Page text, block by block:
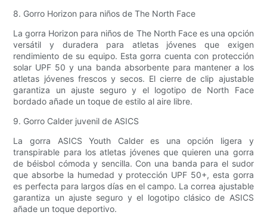
8. Gorro Horizon para niños de The North Face
La gorra Horizon para niños de The North Face es una opción
versátil y duradera para atletas jóvenes que exigen
rendimiento de su equipo. Esta gorra cuenta con protección
solar UPF 50 y una banda absorbente para mantener a los
atletas jóvenes frescos y secos. El cierre de clip ajustable
garantiza un ajuste seguro y el logotipo de North Face
bordado añade un toque de estilo al aire libre.
9. Gorro Calder juvenil de ASICS
La gorra ASICS Youth Calder es una opción ligera y
transpirable para los atletas jóvenes que quieren una gorra
de béisbol cómoda y sencilla. Con una banda para el sudor
que absorbe la humedad y protección UPF 50+, esta gorra
es perfecta para largos días en el campo. La correa ajustable
garantiza un ajuste seguro y el logotipo clásico de ASICS
añade un toque deportivo.